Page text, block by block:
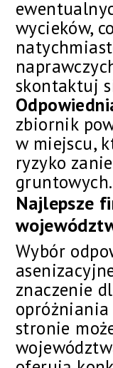
wycieków,
skontaktuj
zbiornik
w miejscu,
ryzyko
gruntowych.
Najlepsze
Wybór
znaczenie
opróżniania
stronie